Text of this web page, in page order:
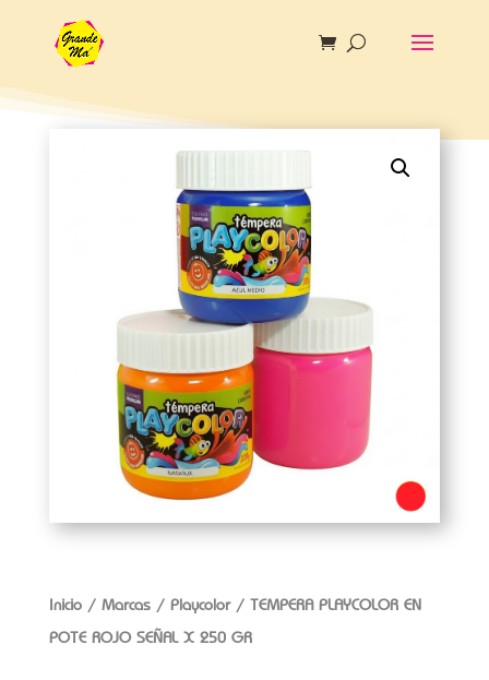
Inicio/ Marcas/ Playcolor/ TEMPERA PLAYCOLOR EN
POTE ROJO SEÑAL X 250 GR